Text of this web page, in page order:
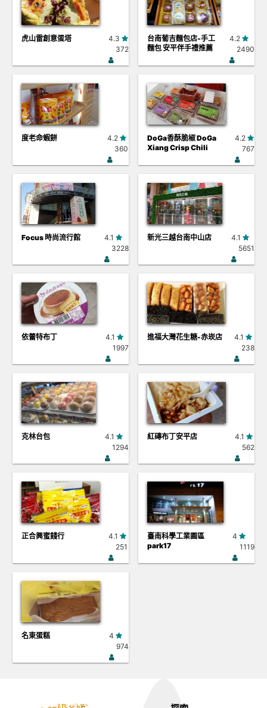
虎山雷創意蛋塔
4.3
372
台南葡吉麵包店-手工
麵包 安平伴手禮推薦
4.2
2490
度老命蝦餅
4.2
360
DoGa香酥脆椒 DoGa
Xiang Crisp Chili
4.2
767
Focus 時尚流行館
4.1
3228
新光三越台南中山店
4.1
5651
依蕾特布丁
4.1
1997
進福大灣花生糖-赤崁店
4.1
238
克林台包
4.1
1294
紅磚布丁安平店
4.1
562
正合興蜜餞行
4.1
251
臺南科學工業園區
park17
4
1119
名東蛋糕
4
974